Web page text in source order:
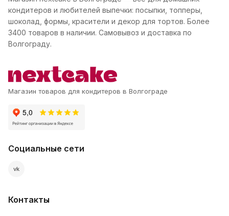
кондитеров и любителей выпечки: посыпки, топперы,
шоколад, формы, красители и декор для тортов. Более
3400 товаров в наличии. Самовывоз и доставка по
Волгограду.
Магазин товаров для кондитеров в Волгограде
Социальные сети
vk
Контакты